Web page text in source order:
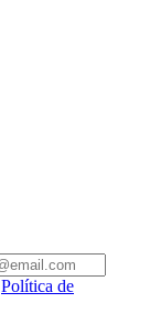
Política de